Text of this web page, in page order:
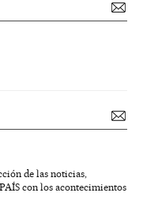
de las noticias,
con los acontecimientos